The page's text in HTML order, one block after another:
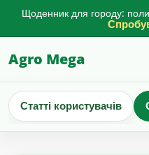
Щоденник для городу:
Agro Mega
Статті користувачів